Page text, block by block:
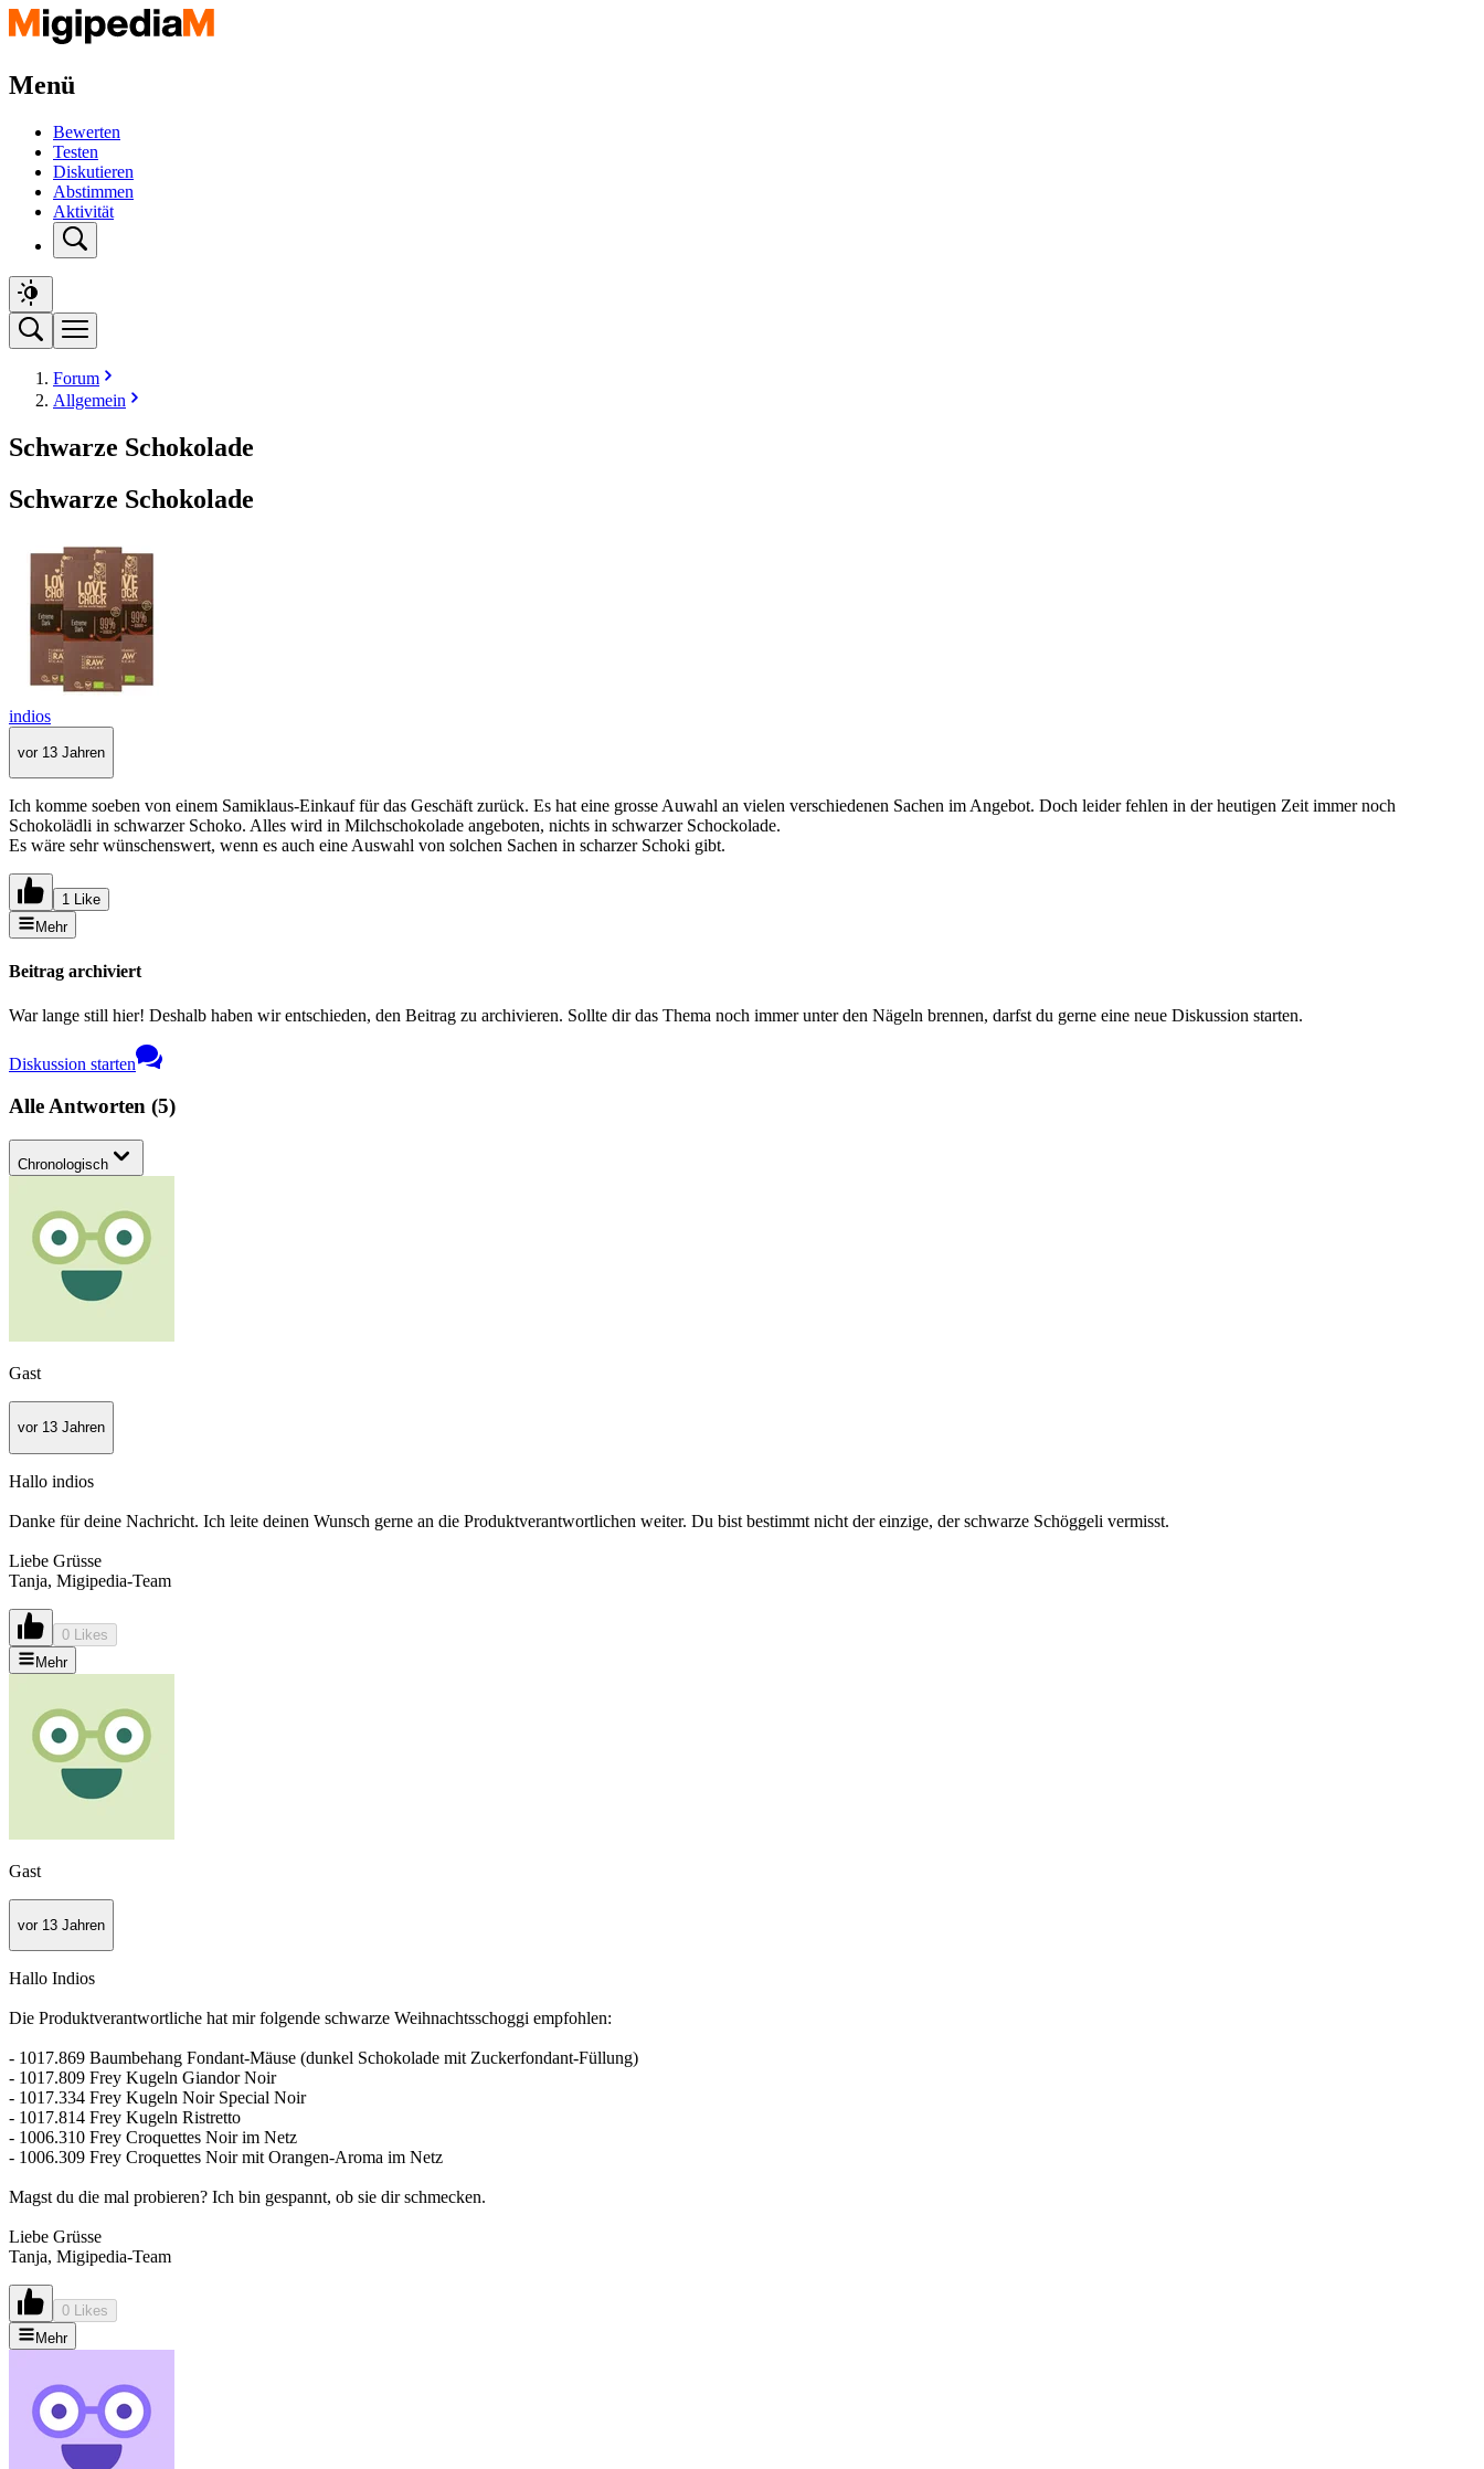
Menü
Bewerten
Testen
Diskutieren
Abstimmen
Aktivität
Forum
Allgemein
Schwarze Schokolade
Schwarze Schokolade
indios
vor 13 Jahren
Ich komme soeben von einem Samiklaus-Einkauf für das Geschäft zurück. Es hat eine grosse Auwahl an vielen verschiedenen Sachen im Angebot. Doch leider fehlen in der heutigen Zeit immer noch
Schokolädli in schwarzer Schoko. Alles wird in Milchschokolade angeboten, nichts in schwarzer Schockolade.
Es wäre sehr wünschenswert, wenn es auch eine Auswahl von solchen Sachen in scharzer Schoki gibt.
1 Like
Mehr
Beitrag archiviert
War lange still hier! Deshalb haben wir entschieden, den Beitrag zu archivieren. Sollte dir das Thema noch immer unter den Nägeln brennen, darfst du gerne eine neue Diskussion starten.
Diskussion starten
Alle Antworten (5)
Chronologisch
Gast
vor 13 Jahren
Hallo indios
Danke für deine Nachricht. Ich leite deinen Wunsch gerne an die Produktverantwortlichen weiter. Du bist bestimmt nicht der einzige, der schwarze Schöggeli vermisst.
Liebe Grüsse
Tanja, Migipedia-Team
0 Likes
Mehr
Gast
vor 13 Jahren
Hallo Indios
Die Produktverantwortliche hat mir folgende schwarze Weihnachtsschoggi empfohlen:
- 1017.869 Baumbehang Fondant-Mäuse (dunkel Schokolade mit Zuckerfondant-Füllung)
- 1017.809 Frey Kugeln Giandor Noir
- 1017.334 Frey Kugeln Noir Special Noir
- 1017.814 Frey Kugeln Ristretto
- 1006.310 Frey Croquettes Noir im Netz
- 1006.309 Frey Croquettes Noir mit Orangen-Aroma im Netz
Magst du die mal probieren? Ich bin gespannt, ob sie dir schmecken.
Liebe Grüsse
Tanja, Migipedia-Team
0 Likes
Mehr